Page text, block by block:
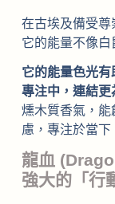
在古埃及備受尊
它的能量不像白
它的能量色光
專注中，連結
燻木質香氣，能
慮，專注於當下
龍血
強大的「行